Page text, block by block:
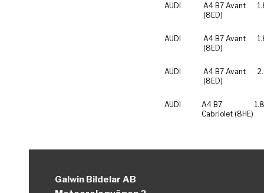
AUDI
A4 B7 Avant
(8ED)
AUDI
A4 B7 Avant
(8ED)
AUDI
A4 B7 Avant
(8ED)
AUDI
A4 B7
Cabriolet (8HE)
Galwin Bildelar AB